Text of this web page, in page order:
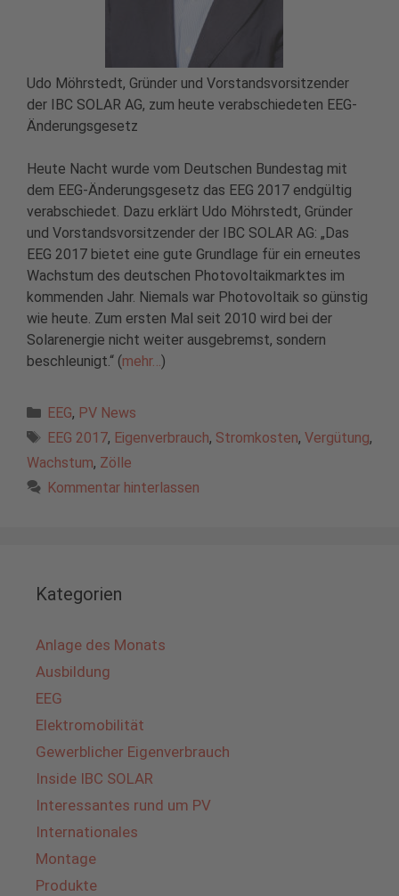
Udo Möhrstedt, Gründer und Vorstandsvorsitzender
der IBC SOLAR AG, zum heute verabschiedeten EEG-
Änderungsgesetz
Heute Nacht wurde vom Deutschen Bundestag mit
dem EEG-Änderungsgesetz das EEG 2017 endgültig
verabschiedet. Dazu erklärt Udo Möhrstedt, Gründer
und Vorstandsvorsitzender der IBC SOLAR AG: „Das
EEG 2017 bietet eine gute Grundlage für ein erneutes
Wachstum des deutschen Photovoltaikmarktes im
kommenden Jahr. Niemals war Photovoltaik so günstig
wie heute. Zum ersten Mal seit 2010 wird bei der
Solarenergie nicht weiter ausgebremst, sondern
beschleunigt.“ (mehr…)
Kategorien
EEG, PV News
Schlagwörter
EEG 2017, Eigenverbrauch, Stromkosten, Vergütung,
Wachstum, Zölle
Kommentar hinterlassen
Kategorien
Anlage des Monats
Ausbildung
EEG
Elektromobilität
Gewerblicher Eigenverbrauch
Inside IBC SOLAR
Interessantes rund um PV
Internationales
Montage
Produkte